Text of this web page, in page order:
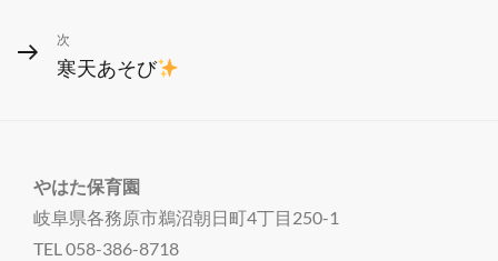
ナ
ビ
シ
ョ
稿
次
の
次
寒天あそび
やはた保育園
岐阜県各務原市鵜沼朝日町4丁目250-1
TEL 058-386-8718